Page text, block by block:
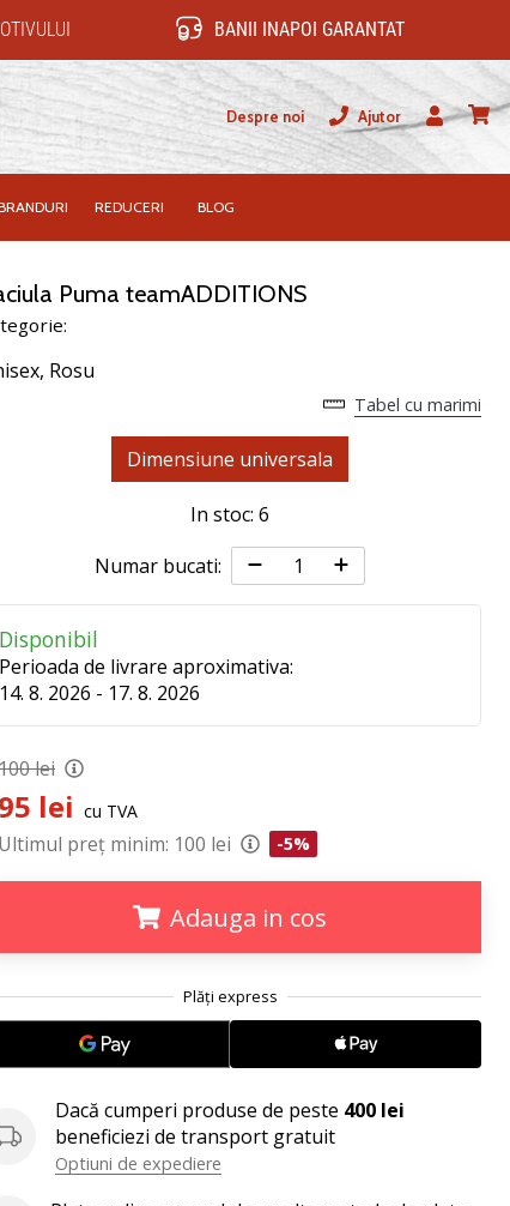
BANII INAPOI GARANTAT
Despre noi
Ajutor
Utilizator
REDUCERI BLOG
Puma teamADDITIONS
Rosu
Tabel cu marimi
Dimensiune universala
In stoc: 6
Numar bucati:
Disponibil
Perioada de livrare aproximativa:
14. 8. 2026 - 17. 8. 2026
lei
95 lei cu TVA
Ultimul preț minim: 100 lei -5%
Adauga in cos
Dacă cumperi produse de peste 400 lei
beneficiezi de transport gratuit
Optiuni de expediere